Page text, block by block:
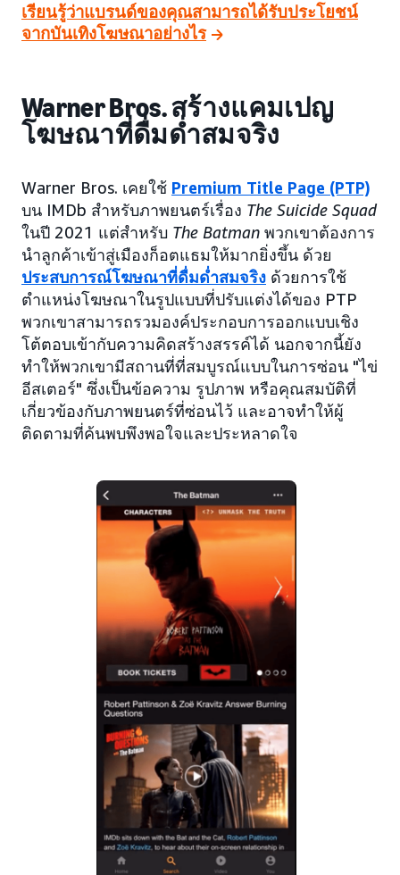
เรียนรู้ว่าแบรนด์ของคุณสามารถได้รับประโยชน์
จากบันเทิงโฆษณาอย่างไร
Warner Bros. สร้างแคมเปญ
โฆษณาที่ดื่มด่ำสมจริง
Warner Bros. เคยใช้ Premium Title Page (PTP)
บน IMDb สำหรับภาพยนตร์เรื่อง The Suicide Squad
ในปี 2021 แต่สำหรับ The Batman พวกเขาต้องการ
นำลูกค้าเข้าสู่เมืองก็อตแธมให้มากยิ่งขึ้น ด้วย
ประสบการณ์โฆษณาที่ดื่มด่ำสมจริง ด้วยการใช้
ตำแหน่งโฆษณาในรูปแบบที่ปรับแต่งได้ของ PTP
พวกเขาสามารถรวมองค์ประกอบการออกแบบเชิง
โต้ตอบเข้ากับความคิดสร้างสรรค์ได้ นอกจากนี้ยัง
ทำให้พวกเขามีสถานที่ที่สมบูรณ์แบบในการซ่อน "ไข่
อีสเตอร์" ซึ่งเป็นข้อความ รูปภาพ หรือคุณสมบัติที่
เกี่ยวข้องกับภาพยนตร์ที่ซ่อนไว้ และอาจทำให้ผู้
ติดตามที่ค้นพบพึงพอใจและประหลาดใจ